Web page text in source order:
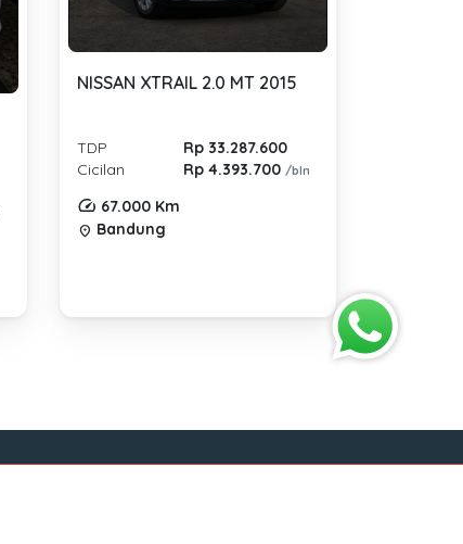
NISSAN XTRAIL 2.0 MT 2015
TDP
Rp 33.287.600
Cicilan
Rp 4.393.700/bln
67.000 Km
location_on Bandung